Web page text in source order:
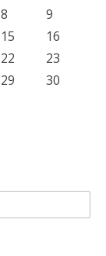
8
9
15
16
22
23
29
30